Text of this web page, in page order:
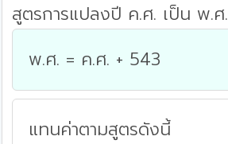
สูตรการแปลงปี ค.ศ. เป็น พ.ศ.
พ.ศ. = ค.ศ. + 543
แทนค่าตามสูตรดังนี้